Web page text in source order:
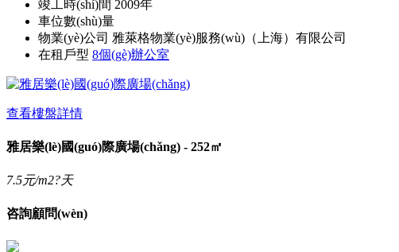
竣工時(shí)間 2009年
車位數(shù)量
物業(yè)公司 雅萊格物業(yè)服務(wù)（上海）有限公司
在租戶型 8個(gè)辦公室
查看樓盤詳情
雅居樂(lè)國(guó)際廣場(chǎng) - 252㎡
7.5元/m2?天
咨詢顧問(wèn)